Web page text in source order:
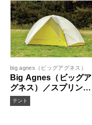
big agnes（ビッグアグネス）
Big Agnes（ビッグア
グネス）／スプリング
クリーク1
テント